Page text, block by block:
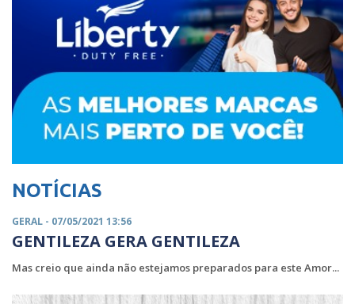
NOTÍCIAS
GERAL - 07/05/2021 13:56
GENTILEZA GERA GENTILEZA
Mas creio que ainda não estejamos preparados para este Amor...